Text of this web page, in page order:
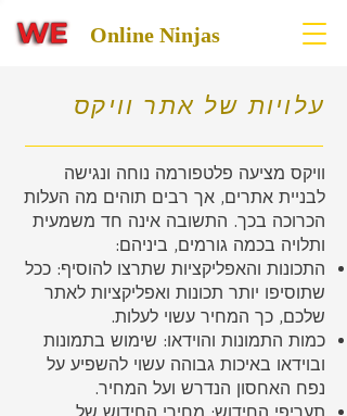
Online Ninjas
עלויות של אתר וויקס
וויקס מציעה פלטפורמה נוחה ונגישה
לבניית אתרים, אך רבים תוהים מה העלות
הכרוכה בכך. התשובה אינה חד משמעית
ותלויה בכמה גורמים, ביניהם:
התכונות והאפליקציות שתרצו להוסיף: ככל
שתוסיפו יותר תכונות ואפליקציות לאתר
שלכם, כך המחיר עשוי לעלות.
כמות התמונות והוידאו: שימוש בתמונות
ובוידאו באיכות גבוהה עשוי להשפיע על
נפח האחסון הנדרש ועל המחיר.
תעריפי החידוש: מחירי החידוש של